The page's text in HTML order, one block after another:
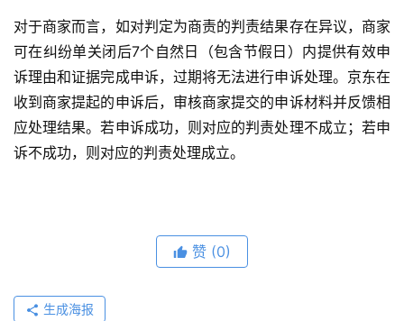
对于商家而言，如对判定为商责的判责结果存在异议，商家
可在纠纷单关闭后7个自然日（包含节假日）内提供有效申
诉理由和证据完成申诉，过期将无法进行申诉处理。京东在
收到商家提起的申诉后，审核商家提交的申诉材料并反馈相
应处理结果。若申诉成功，则对应的判责处理不成立；若申
诉不成功，则对应的判责处理成立。
赞 (0)
生成海报